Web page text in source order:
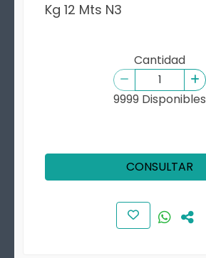
Kg 12 Mts N3
Cantidad
9999 Disponibles
CONSULTAR